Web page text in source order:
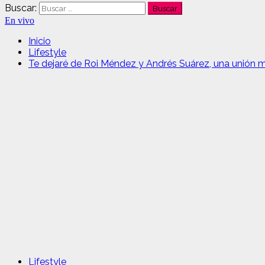
Buscar:
En vivo
Inicio
Lifestyle
Te dejaré de Roi Méndez y Andrés Suárez, una unión
Lifestyle